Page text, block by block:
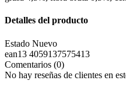
Detalles del producto
Estado Nuevo
ean13 4059137575413
Comentarios (0)
No hay reseñas de clientes en